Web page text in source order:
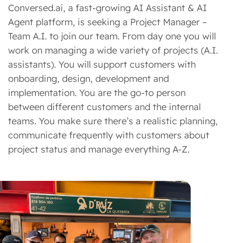
Conversed.ai, a fast-growing AI Assistant & AI
Agent platform, is seeking a Project Manager –
Team A.I. to join our team. From day one you will
work on managing a wide variety of projects (A.I.
assistants). You will support customers with
onboarding, design, development and
implementation. You are the go-to person
between different customers and the internal
teams. You make sure there’s a realistic planning,
communicate frequently with customers about
project status and manage everything A-Z.